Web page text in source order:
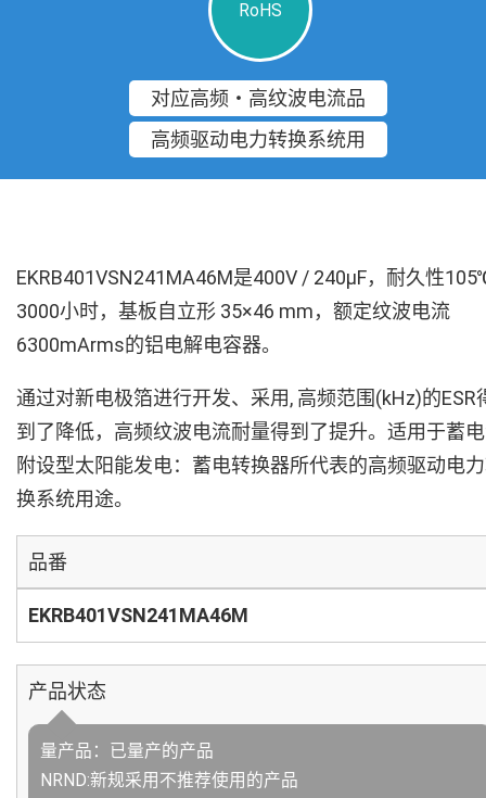
RoHS
对应高频・高纹波电流品
高频驱动电力转换系统用
EKRB401VSN241MA46M是400V / 240µF，耐久性
3000小时，基板自立形 35×46 mm，额定纹波电流
6300mArms的铝电解电容器。
通过对新电极箔进行开发、采用, 高频范围(kHz)的ESR
到了降低，高频纹波电流耐量得到了提升。适用于蓄
附设型太阳能发电：蓄电转换器所代表的高频驱动电
换系统用途。
品番
EKRB401VSN241MA46M
产品状态
量产品：已量产的产品
NRND:新规采用不推荐使用的产品